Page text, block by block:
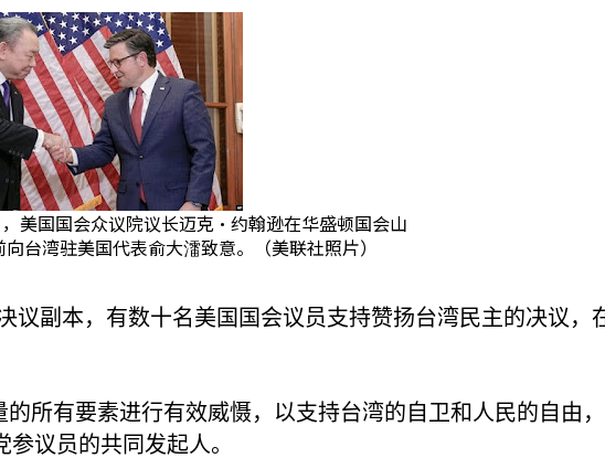
美国国会众议院议长迈克·约翰逊在华盛顿国会山
台湾驻美国代表俞大㵢致意。（美联社照片）
议副本，有数十名美国国会议员支持赞扬台湾民主的决议，
所有要素进行有效威慑，以支持台湾的自卫和人民的自由，
议员的共同发起人。